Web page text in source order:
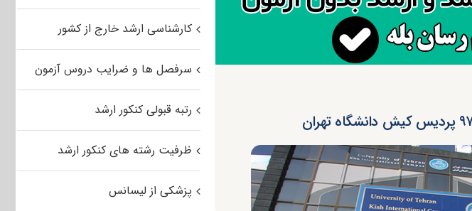
کارشناسی ارشد خارج از کشور
سرفصل ها و ضرایب دروس آزمون
رتبه قبولی کنکور ارشد
ظرفیت رشته های کنکور ارشد
پزشکی از لیسانس